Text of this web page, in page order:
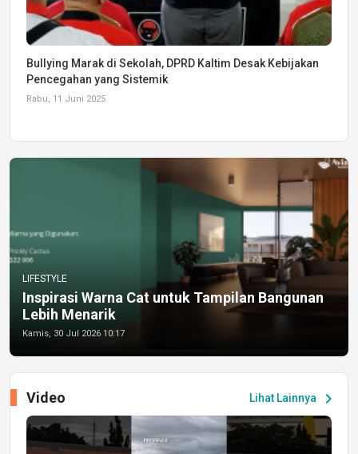
Bullying Marak di Sekolah, DPRD Kaltim Desak Kebijakan
Pencegahan yang Sistemik
Rabu, 11 Juni 2025
LIFESTYLE
Inspirasi Warna Cat untuk Tampilan Bangunan
Lebih Menarik
Kamis, 30 Jul 2026 10:17
Lihat Lainnya chevron_right
Video